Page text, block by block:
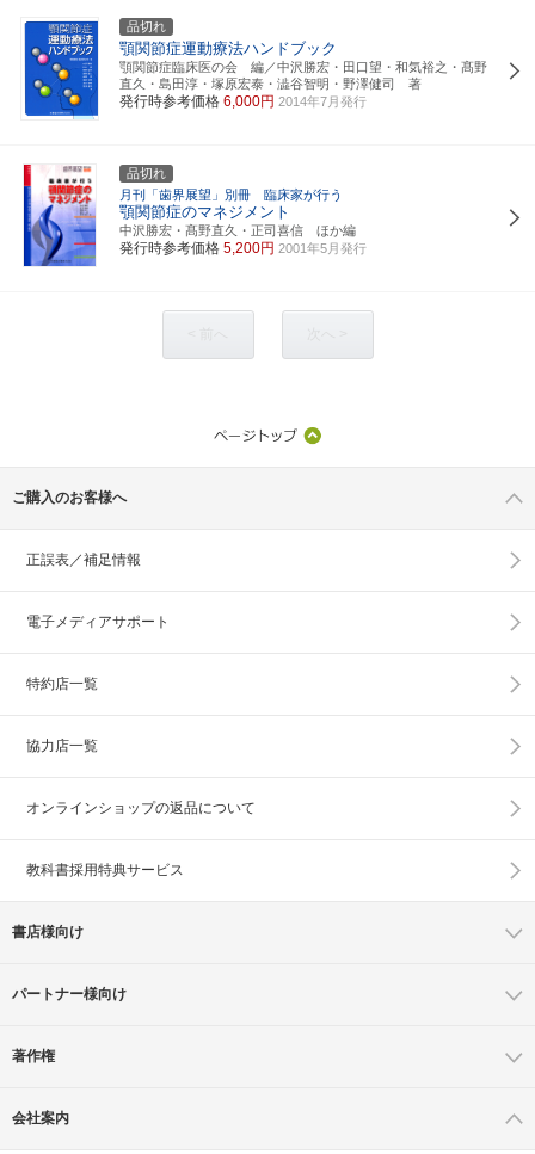
品切れ
顎関節症運動療法ハンドブック
顎関節症臨床医の会 編／中沢勝宏・田口望・和気裕之・髙野
直久・島田淳・塚原宏泰・澁谷智明・野澤健司 著
発行時参考価格 6,000円 2014年7月発行
品切れ
月刊「歯界展望」別冊 臨床家が行う
顎関節症のマネジメント
中沢勝宏・髙野直久・正司喜信 ほか編
発行時参考価格 5,200円 2001年5月発行
ご購入のお客様へ
正誤表／補足情報
電子メディアサポート
特約店一覧
協力店一覧
オンラインショップの返品について
教科書採用特典サービス
書店様向け
パートナー様向け
著作権
会社案内